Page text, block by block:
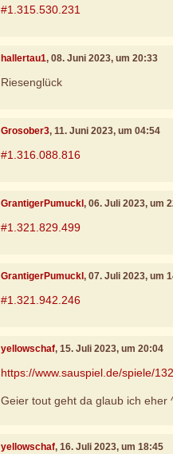
#1.315.530.231
hallertau1, 08. Juni 2023, um 20:33
Riesenglück
Grosober3, 11. Juni 2023, um 04:54
#1.316.088.816
GrantigerPumuckl, 06. Juli 2023, um
#1.321.829.499
GrantigerPumuckl, 07. Juli 2023, um
#1.321.942.246
yellowschaf, 15. Juli 2023, um 20:04
https://www.sauspiel.de/spiele/
Geier tout geht da glaub ich eher
yellowschaf, 16. Juli 2023, um 18:45